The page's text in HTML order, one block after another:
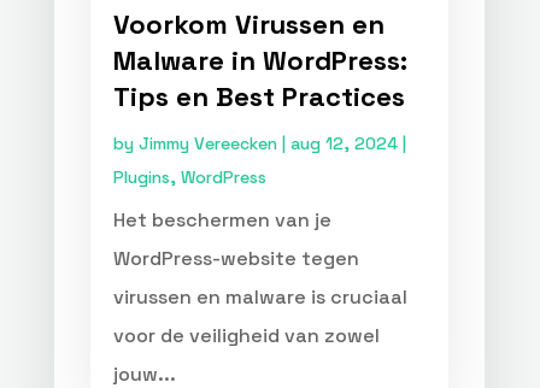
Voorkom Virussen en
Malware in WordPress:
Tips en Best Practices
by Jimmy Vereecken| aug 12, 2024|
Plugins, WordPress
Het beschermen van je
WordPress-website tegen
virussen en malware is cruciaal
voor de veiligheid van zowel
jouw...